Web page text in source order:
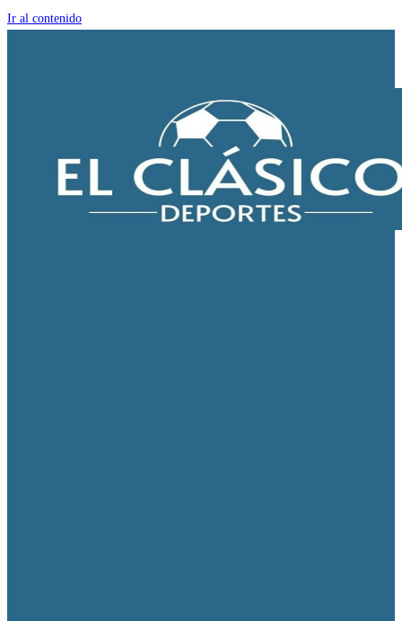
Ir al contenido